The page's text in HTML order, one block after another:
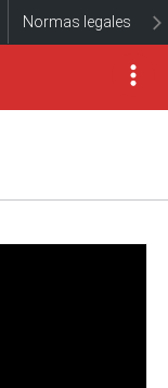
Normas legales